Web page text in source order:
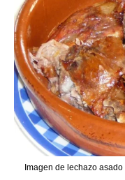
Imagen de lechazo